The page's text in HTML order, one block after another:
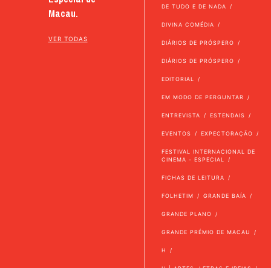
Macau.
VER TODAS
DE TUDO E DE NADA
DIVINA COMÉDIA
DIÁRIOS DE PRÓSPERO
DIÁRIOS DE PRÓSPERO
EDITORIAL
EM MODO DE PERGUNTAR
ENTREVISTA ESTENDAIS
EVENTOS EXPECTORAÇÃO
FESTIVAL INTERNACIONAL DE
CINEMA - ESPECIAL
FICHAS DE LEITURA
FOLHETIM GRANDE BAÍA
GRANDE PLANO
GRANDE PRÉMIO DE MACAU
H